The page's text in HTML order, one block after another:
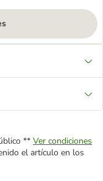
** Ver condiciones
el artículo en los